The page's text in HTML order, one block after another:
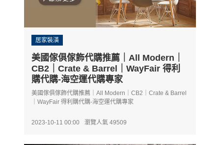
居家裝潢
美國傢俱傢飾代購推薦｜All Modern｜
CB2｜Crate & Barrel｜WayFair 得利
購代購-海空運代購專家
美國傢俱傢飾代購推薦｜All Modern｜CB2｜Crate & Barrel
｜WayFair 得利購代購-海空運代購專家
2023-10-11 00:00 瀏覽人氣 49509